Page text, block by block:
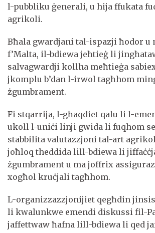
l-pubbliku ġenerali, u hija ffukata
agrikoli.
Bħala gwardjani tal-ispazji ħodor u
f’Malta, il-bdiewa jeħtieġ li
salvagwardji kollha meħtieġa
jkomplu b’dan l-irwol tagħhom
żgumbrament.
Fi stqarrija, l-għaqdiet qalu li l-
ukoll l-uniċi linji gwida li fuqhom
stabbilita valutazzjoni tal-art
joħloq theddida lill-bdiewa li
żgumbrament u ma joffrix
xogħol kruċjali tagħhom.
L-organizzazzjonijiet qegħdin
li kwalunkwe emendi diskussi fil-
jaffettwaw ħafna lill-bdiewa li qed